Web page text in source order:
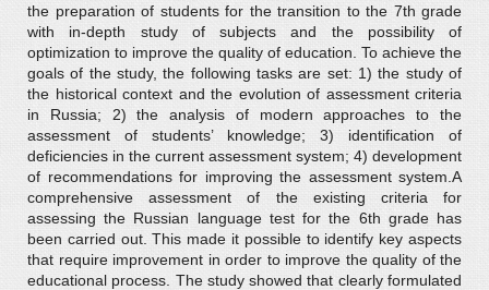
the preparation of students for the transition to the 7th grade
with in-depth study of subjects and the possibility of
optimization to improve the quality of education. To achieve the
goals of the study, the following tasks are set: 1) the study of
the historical context and the evolution of assessment criteria
in Russia; 2) the analysis of modern approaches to the
assessment of students’ knowledge; 3) identification of
deficiencies in the current assessment system; 4) development
of recommendations for improving the assessment system.A
comprehensive assessment of the existing criteria for
assessing the Russian language test for the 6th grade has
been carried out. This made it possible to identify key aspects
that require improvement in order to improve the quality of the
educational process. The study showed that clearly formulated